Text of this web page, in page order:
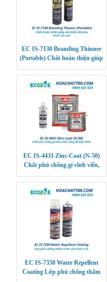
EC IS-7130 Branding Thinner
(Portable) Chất hoàn thiện giúp
EC IS-4431 Zinc-Coat (N-50)
Chất phủ chống gỉ vĩnh viễn,
EC IS-7350 Water Repellent
Coating Lớp phủ chống thấm